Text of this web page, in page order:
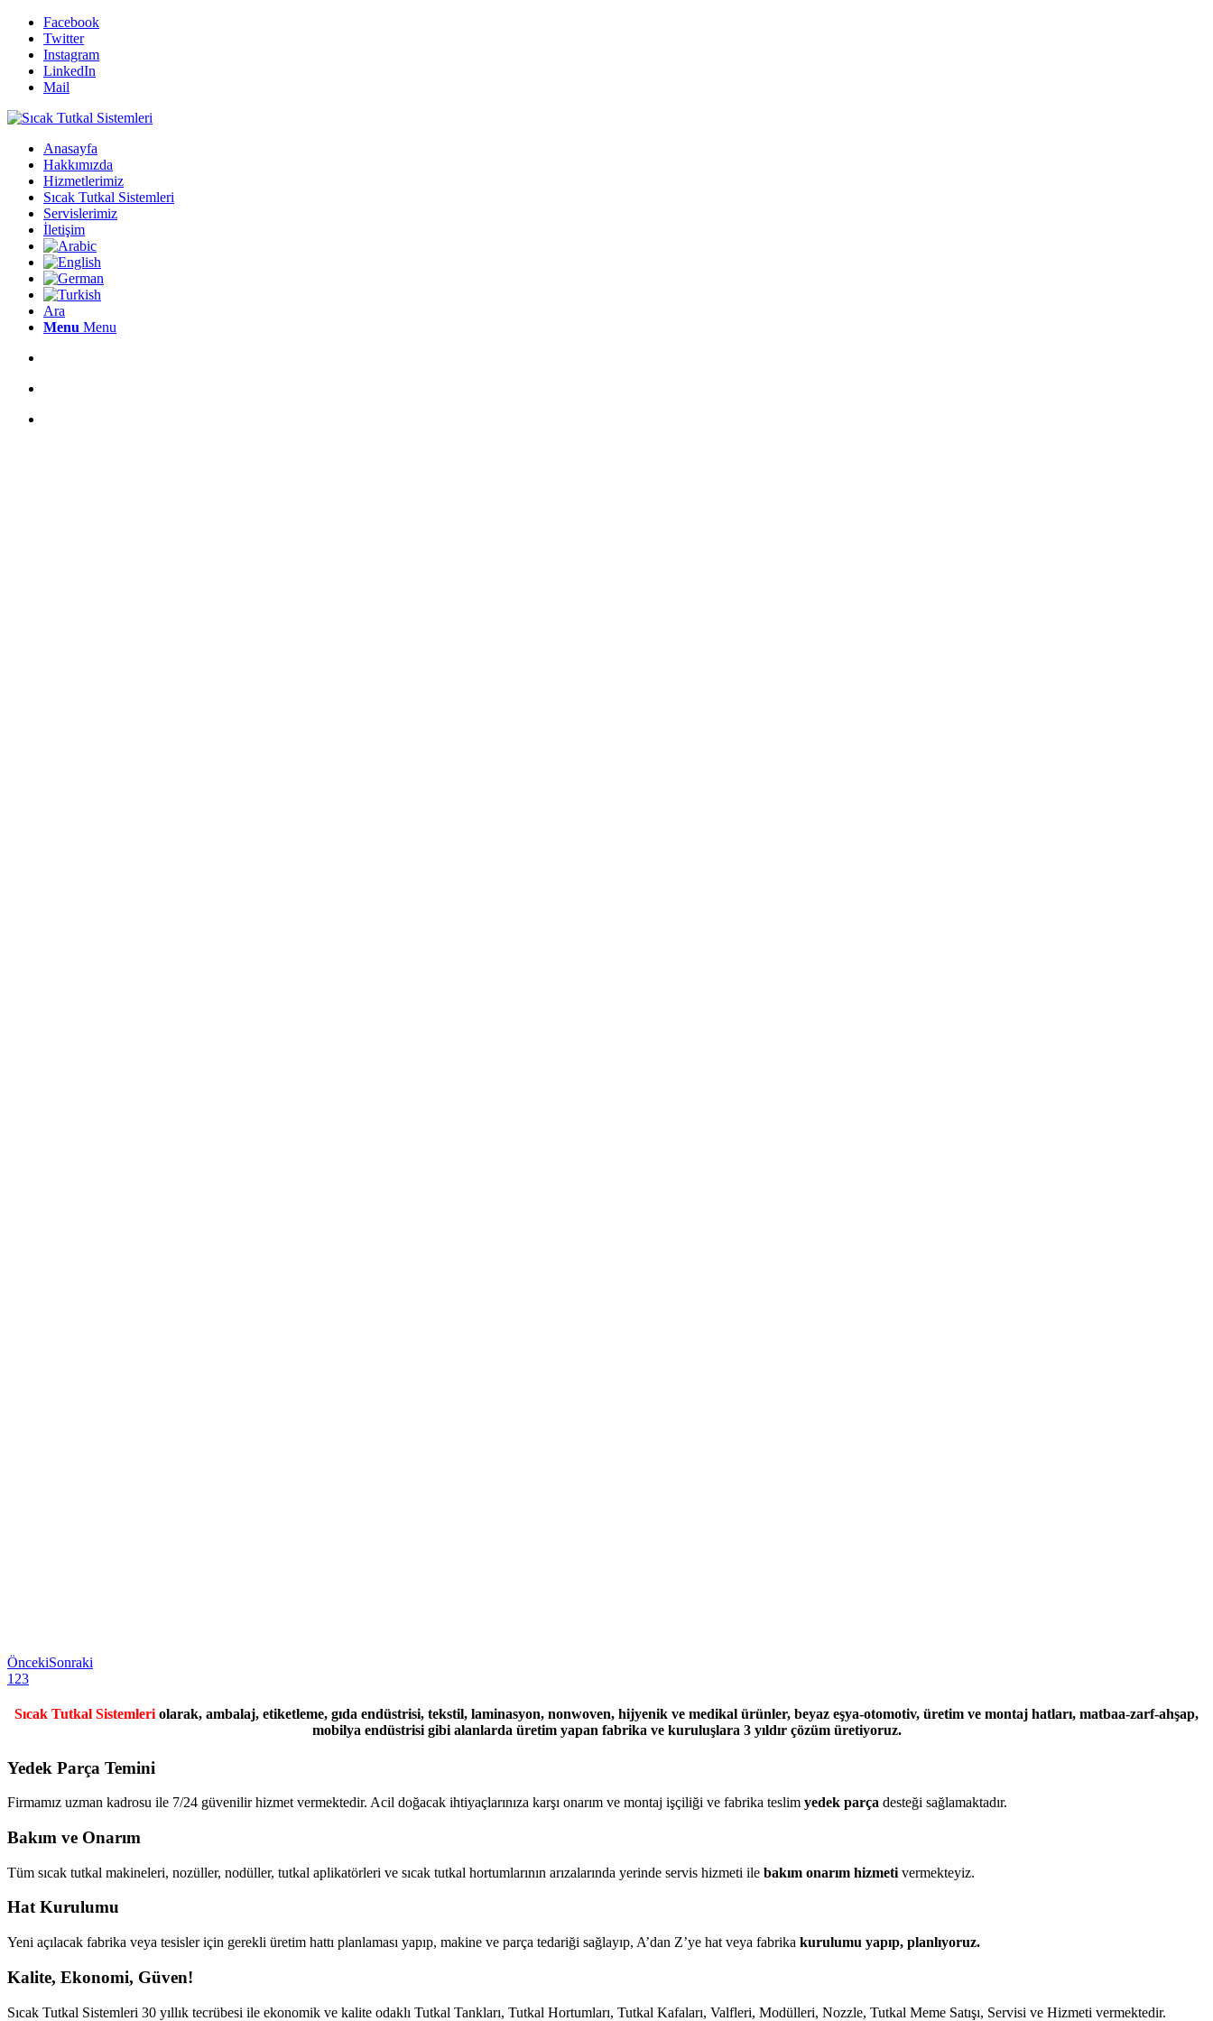
Facebook
Twitter
Instagram
LinkedIn
Mail
Anasayfa
Hakkımızda
Hizmetlerimiz
Sıcak Tutkal Sistemleri
Servislerimiz
İletişim
Ara
Menu Menu
ÖncekiSonraki
1 23
Sıcak Tutkal Sistemleri olarak, ambalaj, etiketleme, gıda endüstrisi, tekstil, laminasyon, nonwoven, hijyenik ve medikal ürünler, beyaz eşya-otomotiv, üretim ve montaj hatları, matbaa-zarf-ahşap,
mobilya endüstrisi gibi alanlarda üretim yapan fabrika ve kuruluşlara 3 yıldır çözüm üretiyoruz.
Yedek Parça Temini
Firmamız uzman kadrosu ile 7/24 güvenilir hizmet vermektedir. Acil doğacak ihtiyaçlarınıza karşı onarım ve montaj işçiliği ve fabrika teslim yedek parça desteği sağlamaktadır.
Bakım ve Onarım
Tüm sıcak tutkal makineleri, nozüller, nodüller, tutkal aplikatörleri ve sıcak tutkal hortumlarının arızalarında yerinde servis hizmeti ile bakım onarım hizmeti vermekteyiz.
Hat Kurulumu
Yeni açılacak fabrika veya tesisler için gerekli üretim hattı planlaması yapıp, makine ve parça tedariği sağlayıp, A’dan Z’ye hat veya fabrika kurulumu yapıp, planlıyoruz.
Kalite, Ekonomi, Güven!
Sıcak Tutkal Sistemleri 30 yıllık tecrübesi ile ekonomik ve kalite odaklı Tutkal Tankları, Tutkal Hortumları, Tutkal Kafaları, Valfleri, Modülleri, Nozzle, Tutkal Meme Satışı, Servisi ve Hizmeti vermektedir.